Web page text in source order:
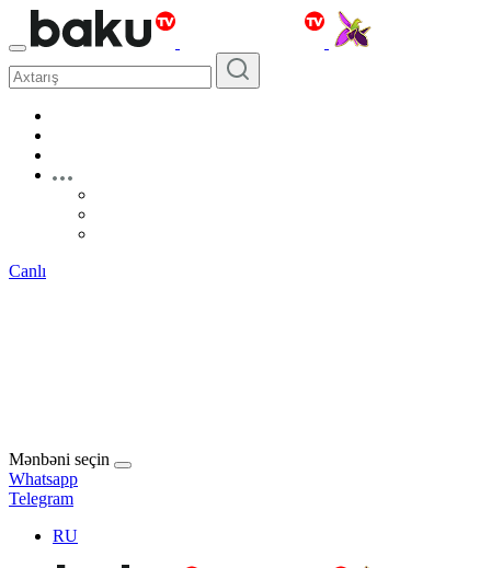
Canlı
Mənbəni seçin
Whatsapp
Telegram
RU